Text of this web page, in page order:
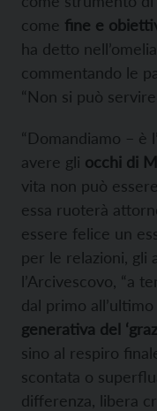
come fine e
ha detto
commentando le
“Non si può
“Domandiamo – è
avere gli occhi di
vita non può
essa ruoterà
essere felice un
per le relazioni, gli
l’Arcivescovo, “a
dal primo
generativa del
sino al respiro
scontata o
differenza, libera